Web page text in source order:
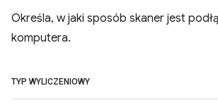
Określa, w jaki sposób skaner jest
komputera.
TYP WYLICZENIOWY